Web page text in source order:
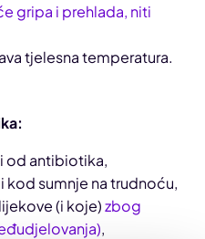
gripa i prehlada, niti
tjelesna temperatura.
od antibiotika,
kod sumnje na trudnoću,
(i koje)zbog
,